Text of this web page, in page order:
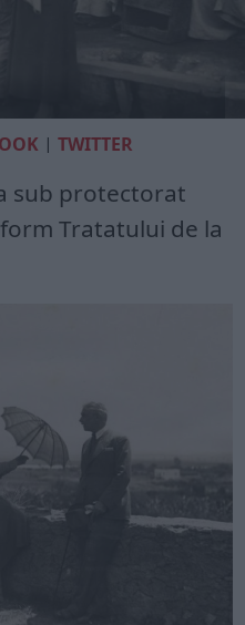
|TWITTER
sub protectorat
Tratatului de la